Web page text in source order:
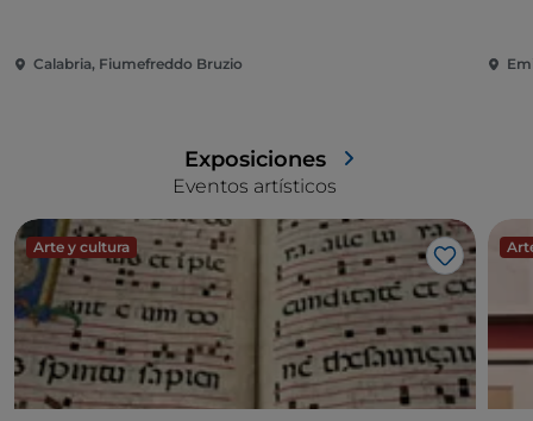
Calabria, Fiumefreddo Bruzio
Eventos artísticos
Exposiciones
Arte y cultura
Me gusta